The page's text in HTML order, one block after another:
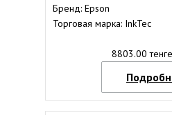
Бренд: Epson
Торговая марка: InkTec
8803.00